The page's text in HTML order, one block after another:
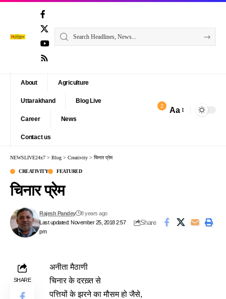
About Agriculture
Uttarakhand Blog Live
Career News
Contact us
2 Aa
NEWSLIVE24x7 > Blog > Creativity > चिनार प्रेम
CREATIVITY FEATURED
चिनार प्रेम
Last updated: November 25, 2018 2:57
pm
Rajesh Pandey 8 years ago
Share
SHARE
अनीता मैठाणी
चिनार के दरख़्त से
पत्तियों के झरने का मौसम हो जैसे,